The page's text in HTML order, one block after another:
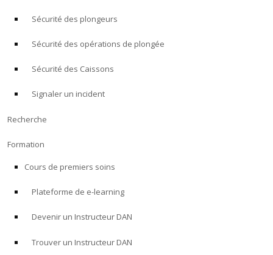
Sécurité des plongeurs
Sécurité des opérations de plongée
Sécurité des Caissons
Signaler un incident
Recherche
Formation
Cours de premiers soins
Plateforme de e-learning
Devenir un Instructeur DAN
Trouver un Instructeur DAN